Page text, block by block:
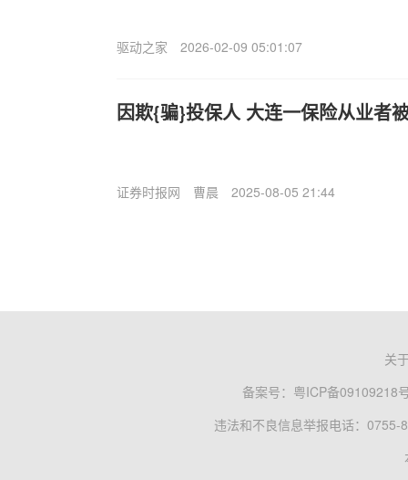
驱动之家 2026-02-09 05:01:07
因欺{骗}投保人 大连一保险从业者
证券时报网 曹晨 2025-08-05 21:44
关
备案号： 粤ICP备09109218
违法和不良信息举报电话：0755-